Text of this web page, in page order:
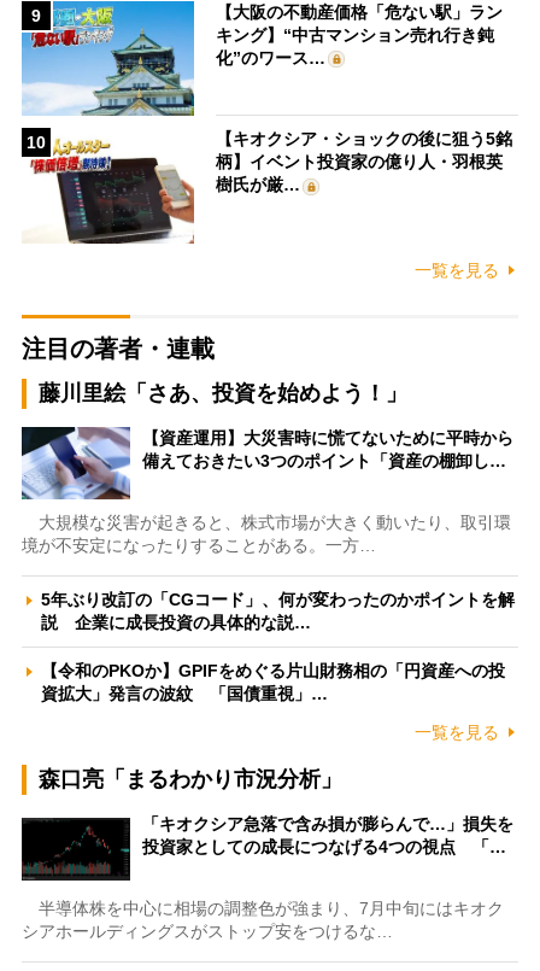
9
【大阪の不動産価格「危ない駅」ラン
キング】“中古マンション売れ行き鈍
化”のワース…
10
【キオクシア・ショックの後に狙う5銘
柄】イベント投資家の億り人・羽根英
樹氏が厳…
一覧を見る
注目の著者・連載
藤川里絵「さあ、投資を始めよう！」
【資産運用】大災害時に慌てないために平時から
備えておきたい3つのポイント「資産の棚卸し…
大規模な災害が起きると、株式市場が大きく動いたり、取引環
境が不安定になったりすることがある。一方…
5年ぶり改訂の「CGコード」、何が変わったのかポイントを解
説 企業に成長投資の具体的な説…
【令和のPKOか】GPIFをめぐる片山財務相の「円資産への投
資拡大」発言の波紋 「国債重視」…
一覧を見る
森口亮「まるわかり市況分析」
「キオクシア急落で含み損が膨らんで…」損失を
投資家としての成長につなげる4つの視点 「…
半導体株を中心に相場の調整色が強まり、7月中旬にはキオク
シアホールディングスがストップ安をつけるな…